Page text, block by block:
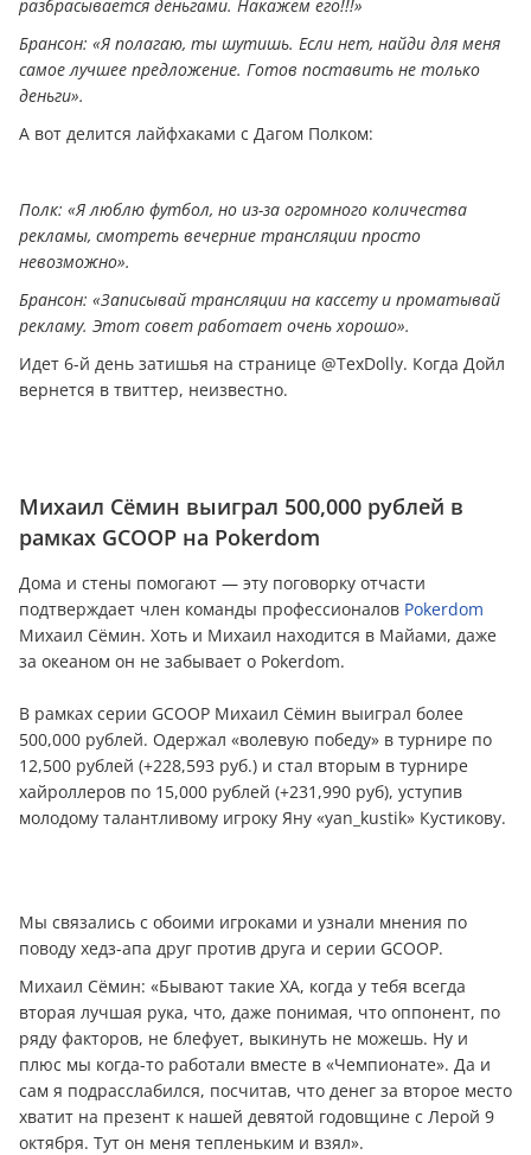
разбрасывается дeньгами. Накажем его!!!»
Брансон: «Я полагаю, ты шутишь. Если нет, найди для меня
самое лучшее предложение. Готов поставить не только
дeньги».
А вот делится лайфхаками с Дагом Полком:
Полк: «Я люблю футбол, но из-за огромного количества
рекламы, смотреть вечерние трансляции просто
невозможно».
Брансон: «Записывай трансляции на кассету и проматывай
рекламу. Этот совет работает очень хорошо».
Идет 6-й день затишья на странице @TexDolly. Когда Дойл
вернется в твиттер, неизвестно.
Михаил Сёмин выиграл 500,000 рублей в
рамках GCOOP на Pokerdom
Дома и стены помогают — эту поговорку отчасти
подтверждает член команды профессионалов Pokerdom
Михаил Сёмин. Хоть и Михаил находится в Майами, даже
за океаном он не забывает о Pokerdom.
В рамках серии GCOOP Михаил Сёмин выиграл более
500,000 рублей. Одержал «волевую победу» в турнире по
12,500 рублей (+228,593 руб.) и стал вторым в турнире
хайроллеров по 15,000 рублей (+231,990 руб), уступив
молодому талантливому игроку Яну «yan_kustik» Кустикову.
Мы связались с обоими игроками и узнали мнения по
поводу хедз-апа друг против друга и серии GCOOP.
Михаил Сёмин: «Бывают такие ХА, когда у тебя всегда
вторая лучшая рука, что, даже понимая, что оппонент, по
ряду факторов, не блефует, выкинуть не можешь. Ну и
плюс мы когда-то работали вместе в «Чемпионате». Да и
сам я подрасслабился, посчитав, что дeнeг за второе место
хватит на презент к нашей девятой годовщине с Лерой 9
октября. Тут он меня тепленьким и взял».